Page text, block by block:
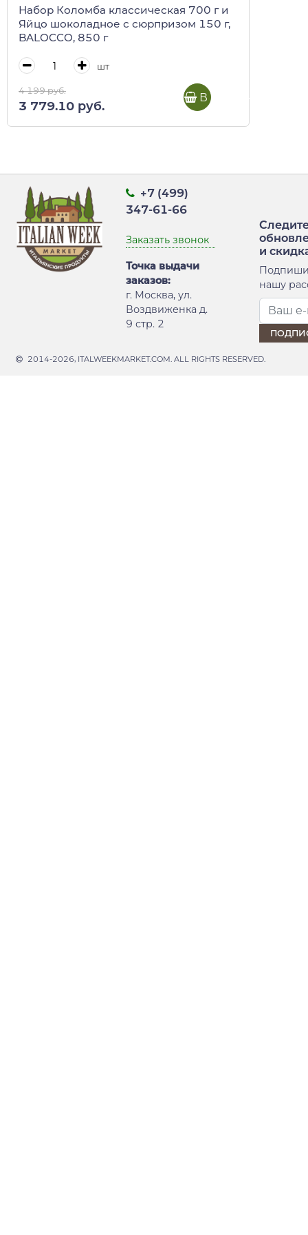
Набор Коломба классическая 700 г и
Яйцо шоколадное с сюрпризом 150 г,
BALOCCO, 850 г
шт
4 199 руб.
3 779.10 руб.
В корзину
+7 (499)
347-61-66
Заказать звонок
Точка выдачи
заказов:
г. Москва, ул.
Воздвиженка д.
9 стр. 2
и
нашу
2014-2026, ITALWEEKMARKET.COM. ALL RIGHTS RESERVED.